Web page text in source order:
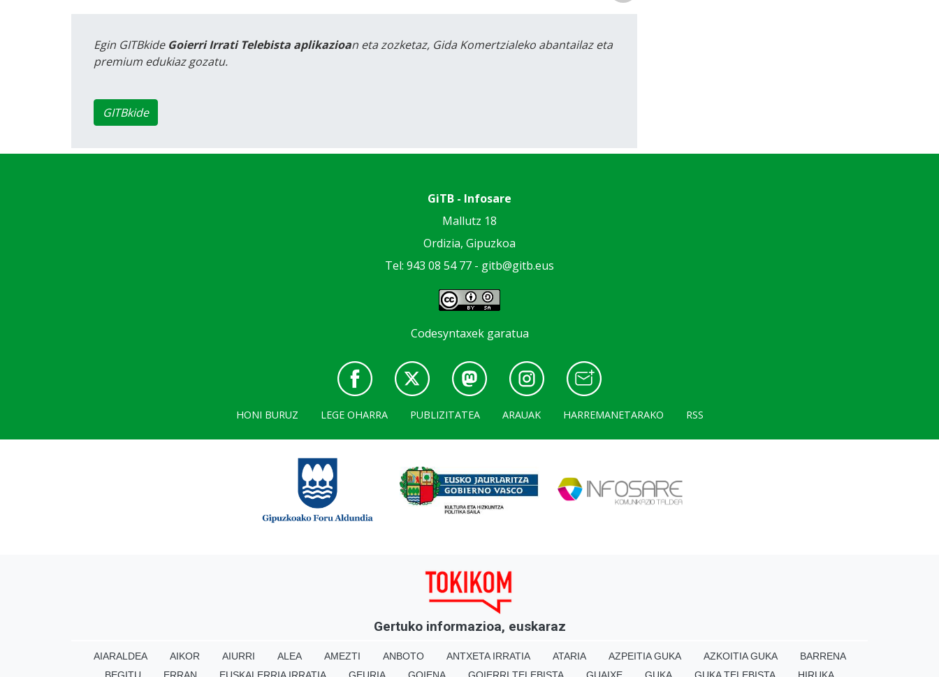
Egin GITBkide Goierri Irrati Telebista aplikazioan eta zozketaz, Gida Komertzialeko abantailaz eta
premium edukiaz gozatu.
GITBkide
GiTB - Infosare
Mallutz 18
Ordizia, Gipuzkoa
Tel: 943 08 54 77 - gitb@gitb.eus
Codesyntaxek garatua
HONI BURUZ LEGE OHARRA PUBLIZITATEA ARAUAK HARREMANETARAKO RSS
Gertuko informazioa, euskaraz
AIARALDEA AIKOR AIURRI ALEA AMEZTI ANBOTO ANTXETA IRRATIA ATARIA AZPEITIA GUKA AZKOITIA GUKA
BARRENA